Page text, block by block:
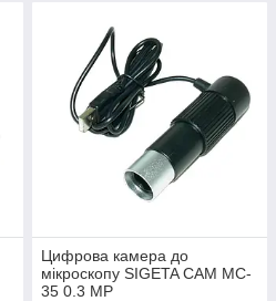
Цифрова камера до
мікроскопу SIGETA CAM MC-
35 0.3 MP